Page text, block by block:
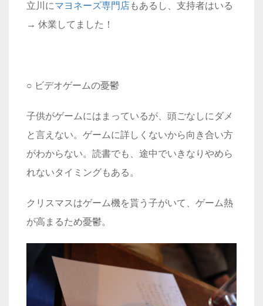
立川にマヨネーズ専門店もあるし、支持者はいる
→ 休業してました！
○ ビデオゲームの憂鬱
子供がゲームにはまっているが、頭ごなしにダメ
と言えない。ゲームに詳しくないから向き合い方
がわからない。読書でも、途中でいきなりやめら
れないタイミングもある。
クリスマスはゲーム機を貰う子がいて、ゲーム熱
が高まるため憂鬱。